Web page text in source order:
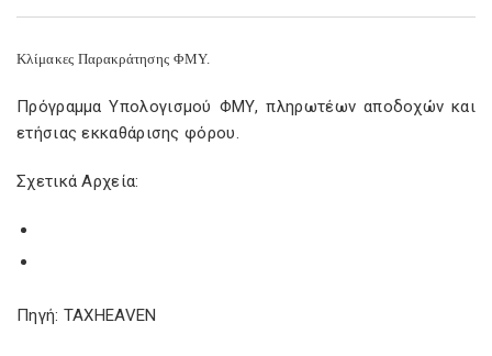
Κλίμακες Παρακράτησης ΦΜΥ.
Πρόγραμμα Υπολογισμού ΦΜΥ, πληρωτέων αποδοχών και
ετήσιας εκκαθάρισης φόρου.
Σχετικά Αρχεία:
Πηγή: TAXHEAVEN